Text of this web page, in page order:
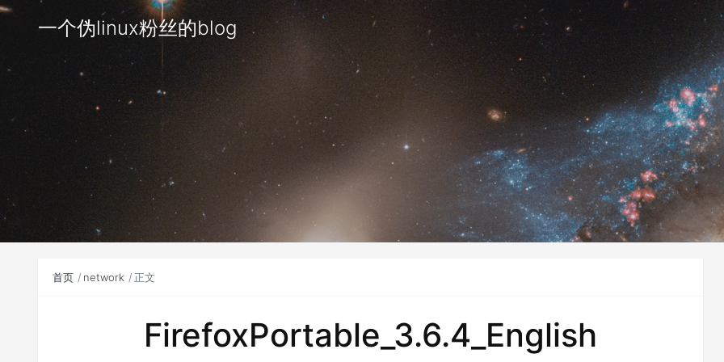
一个伪linux粉丝的blog
首页 network 正文
FirefoxPortable_3.6.4_English